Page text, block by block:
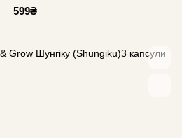
599₴